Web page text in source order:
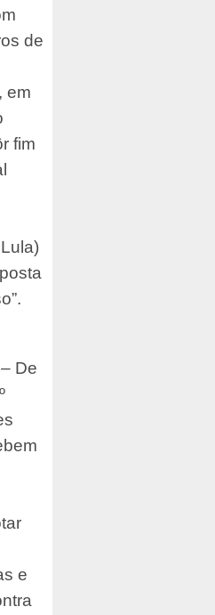
de
em
fim
– De
e